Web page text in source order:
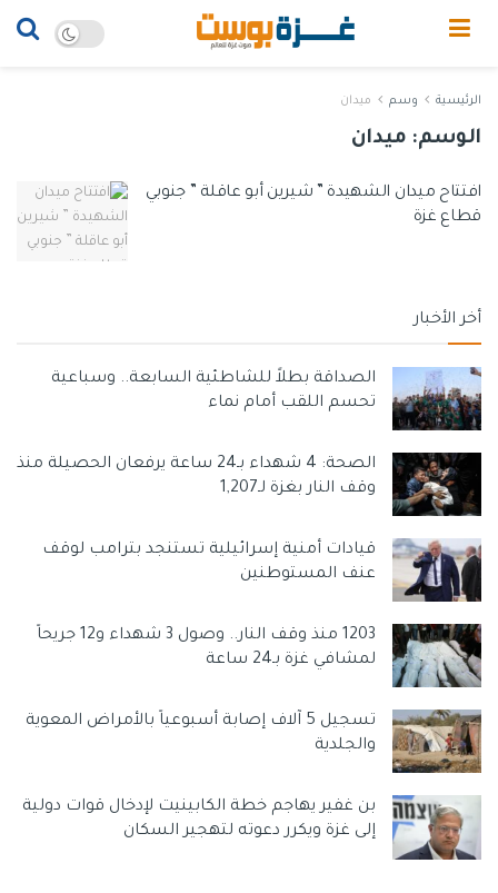
الرئيسية وسم ميدان
الوسم: ميدان
افتتاح ميدان الشهيدة ” شيرين أبو عاقلة ” جنوبي
قطاع غزة
أخر الأخبار
الصداقة بطلاً للشاطئية السابعة.. وسباعية
تحسم اللقب أمام نماء
الصحة: 4 شهداء بـ24 ساعة يرفعان الحصيلة منذ
وقف النار بغزة لـ1,207
قيادات أمنية إسرائيلية تستنجد بترامب لوقف
عنف المستوطنين
1203 منذ وقف النار.. وصول 3 شهداء و12 جريحاً
لمشافي غزة بـ24 ساعة
تسجيل 5 آلاف إصابة أسبوعياً بالأمراض المعوية
والجلدية
بن غفير يهاجم خطة الكابينيت لإدخال قوات دولية
إلى غزة ويكرر دعوته لتهجير السكان